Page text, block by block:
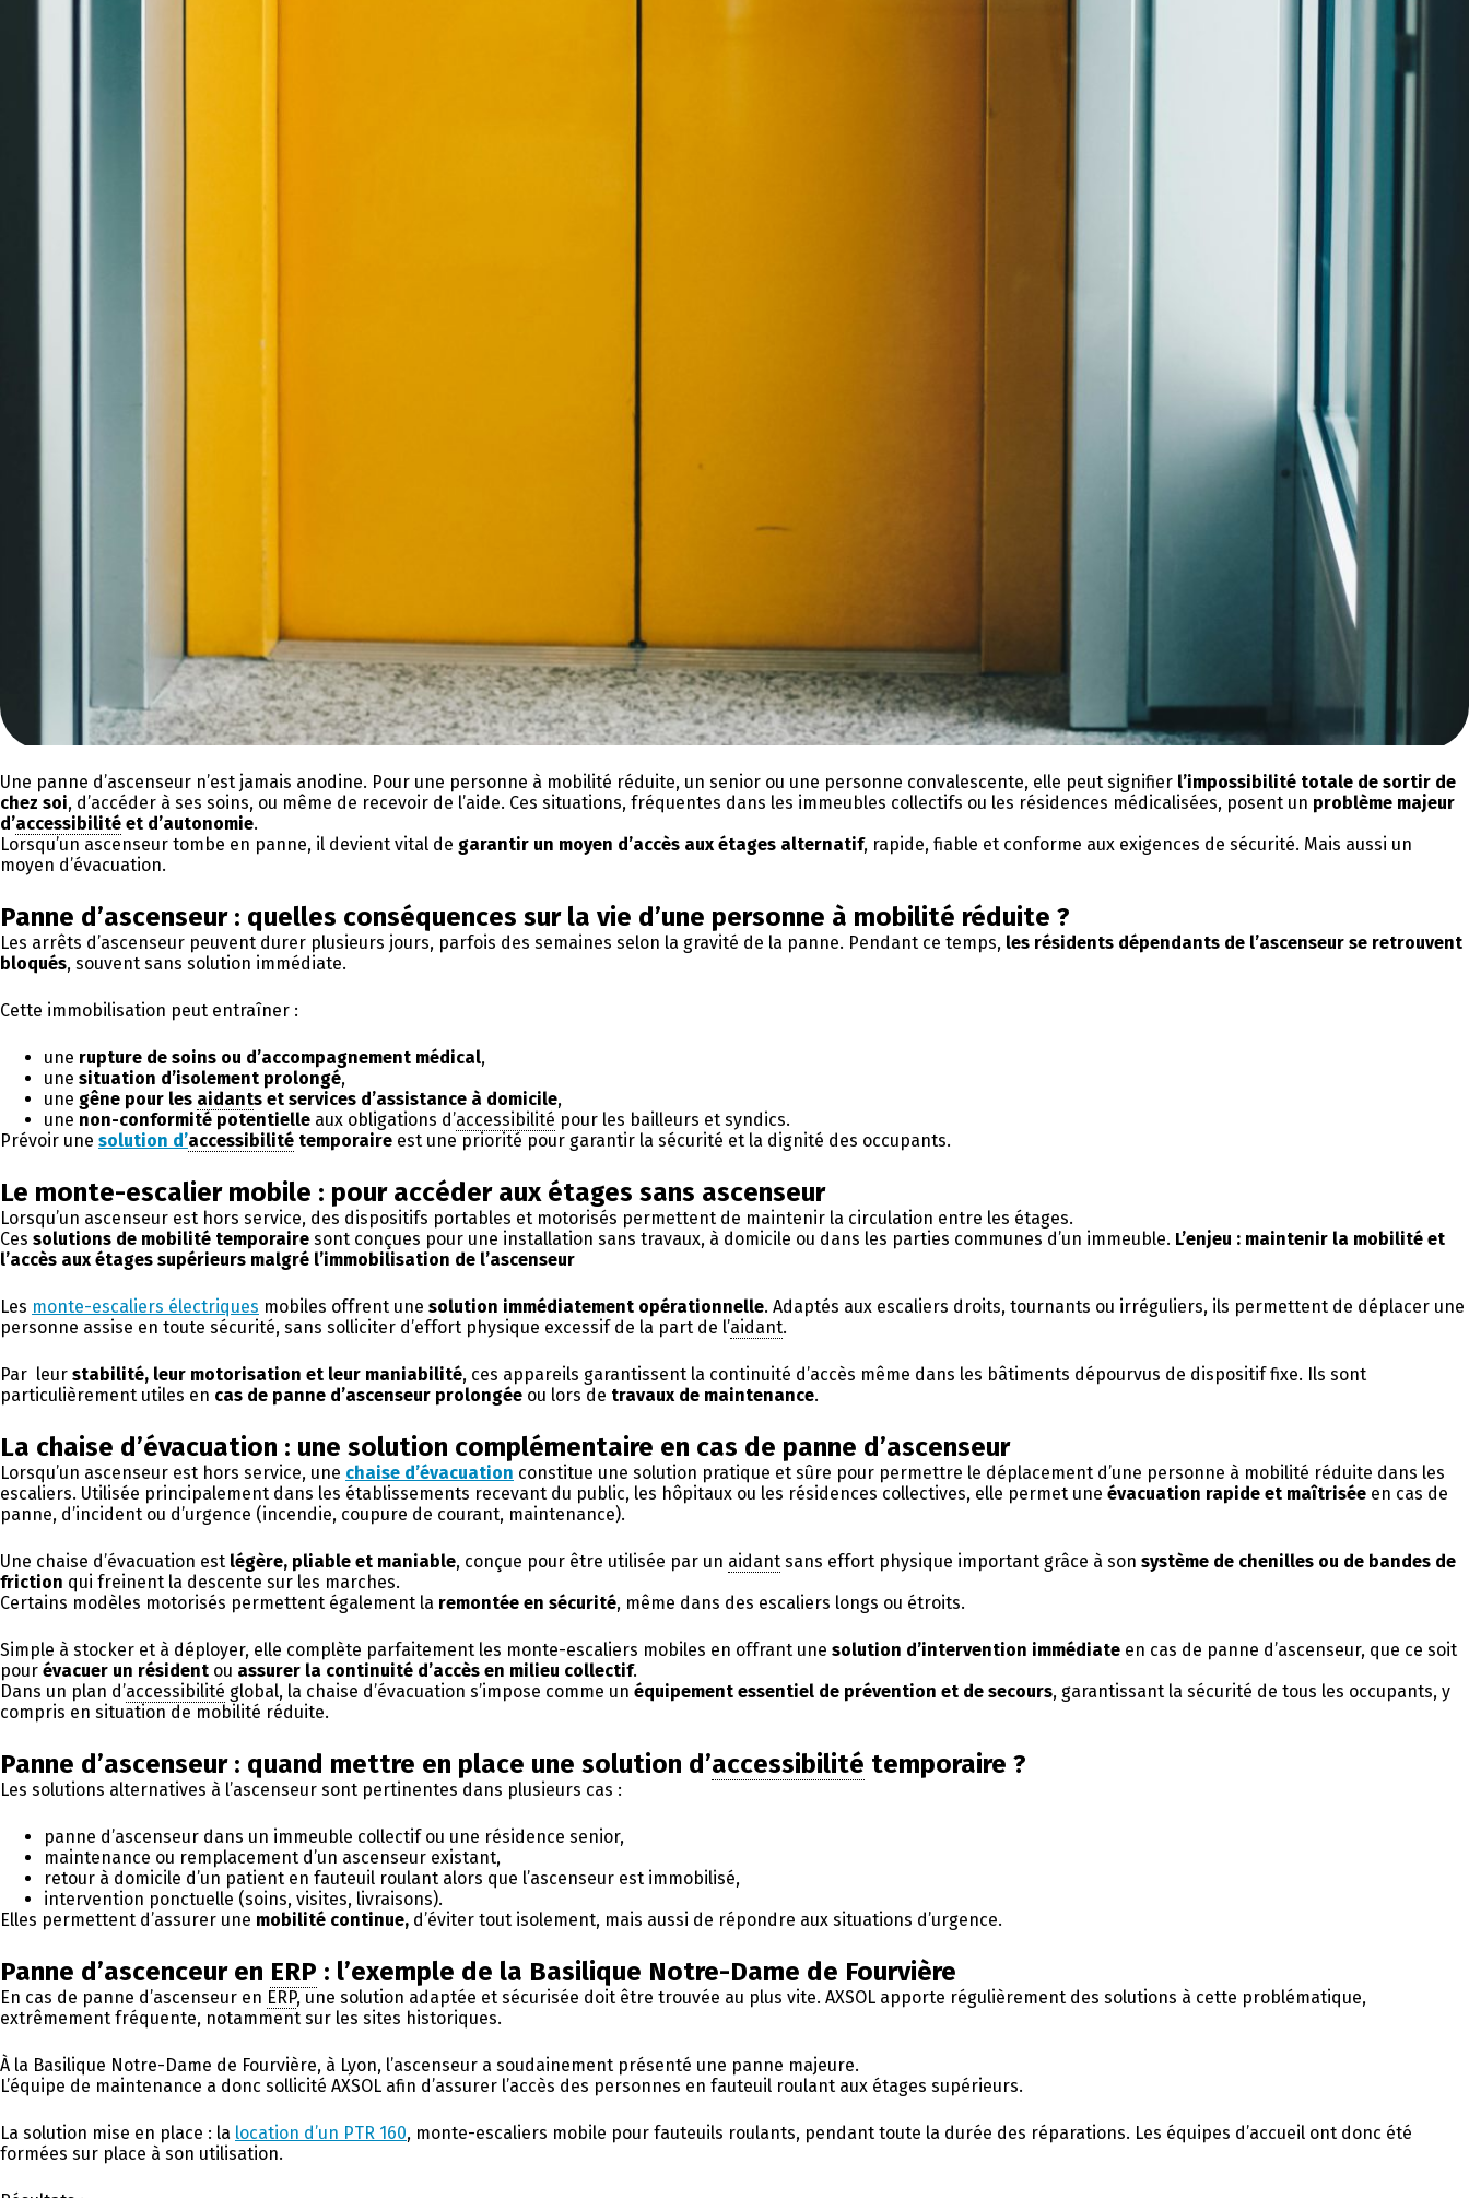
Une panne d’ascenseur n’est jamais anodine. Pour une personne à mobilité réduite, un senior ou une personne convalescente, elle peut signifier l’impossibilité totale de sortir de
chez soi, d’accéder à ses soins, ou même de recevoir de l’aide. Ces situations, fréquentes dans les immeubles collectifs ou les résidences médicalisées, posent un problème majeur
d’accessibilité et d’autonomie.
Lorsqu’un ascenseur tombe en panne, il devient vital de garantir un moyen d’accès aux étages alternatif, rapide, fiable et conforme aux exigences de sécurité. Mais aussi un
moyen d’évacuation.
Panne d’ascenseur : quelles conséquences sur la vie d’une personne à mobilité réduite ?
Les arrêts d’ascenseur peuvent durer plusieurs jours, parfois des semaines selon la gravité de la panne. Pendant ce temps, les résidents dépendants de l’ascenseur se retrouvent
bloqués, souvent sans solution immédiate.
Cette immobilisation peut entraîner :
une rupture de soins ou d’accompagnement médical,
une situation d’isolement prolongé,
une gêne pour les aidants et services d’assistance à domicile,
une non-conformité potentielle aux obligations d’accessibilité pour les bailleurs et syndics.
Prévoir une solution d’accessibilité temporaire est une priorité pour garantir la sécurité et la dignité des occupants.
Le monte-escalier mobile : pour accéder aux étages sans ascenseur
Lorsqu’un ascenseur est hors service, des dispositifs portables et motorisés permettent de maintenir la circulation entre les étages.
Ces solutions de mobilité temporaire sont conçues pour une installation sans travaux, à domicile ou dans les parties communes d’un immeuble. L’enjeu : maintenir la mobilité et
l’accès aux étages supérieurs malgré l’immobilisation de l’ascenseur
Les monte-escaliers électriques mobiles offrent une solution immédiatement opérationnelle. Adaptés aux escaliers droits, tournants ou irréguliers, ils permettent de déplacer une
personne assise en toute sécurité, sans solliciter d’effort physique excessif de la part de l’aidant.
Par leur stabilité, leur motorisation et leur maniabilité, ces appareils garantissent la continuité d’accès même dans les bâtiments dépourvus de dispositif fixe. Ils sont
particulièrement utiles en cas de panne d’ascenseur prolongée ou lors de travaux de maintenance.
La chaise d’évacuation : une solution complémentaire en cas de panne d’ascenseur
Lorsqu’un ascenseur est hors service, une chaise d’évacuation constitue une solution pratique et sûre pour permettre le déplacement d’une personne à mobilité réduite dans les
escaliers. Utilisée principalement dans les établissements recevant du public, les hôpitaux ou les résidences collectives, elle permet une évacuation rapide et maîtrisée en cas de
panne, d’incident ou d’urgence (incendie, coupure de courant, maintenance).
Une chaise d’évacuation est légère, pliable et maniable, conçue pour être utilisée par un aidant sans effort physique important grâce à son système de chenilles ou de bandes de
friction qui freinent la descente sur les marches.
Certains modèles motorisés permettent également la remontée en sécurité, même dans des escaliers longs ou étroits.
Simple à stocker et à déployer, elle complète parfaitement les monte-escaliers mobiles en offrant une solution d’intervention immédiate en cas de panne d’ascenseur, que ce soit
pour évacuer un résident ou assurer la continuité d’accès en milieu collectif.
Dans un plan d’accessibilité global, la chaise d’évacuation s’impose comme un équipement essentiel de prévention et de secours, garantissant la sécurité de tous les occupants, y
compris en situation de mobilité réduite.
Panne d’ascenseur : quand mettre en place une solution d’accessibilité temporaire ?
Les solutions alternatives à l’ascenseur sont pertinentes dans plusieurs cas :
panne d’ascenseur dans un immeuble collectif ou une résidence senior,
maintenance ou remplacement d’un ascenseur existant,
retour à domicile d’un patient en fauteuil roulant alors que l’ascenseur est immobilisé,
intervention ponctuelle (soins, visites, livraisons).
Elles permettent d’assurer une mobilité continue, d’éviter tout isolement, mais aussi de répondre aux situations d’urgence.
Panne d’ascenceur en ERP : l’exemple de la Basilique Notre-Dame de Fourvière
En cas de panne d’ascenseur en ERP, une solution adaptée et sécurisée doit être trouvée au plus vite. AXSOL apporte régulièrement des solutions à cette problématique,
extrêmement fréquente, notamment sur les sites historiques.
À la Basilique Notre-Dame de Fourvière, à Lyon, l’ascenseur a soudainement présenté une panne majeure.
L’équipe de maintenance a donc sollicité AXSOL afin d’assurer l’accès des personnes en fauteuil roulant aux étages supérieurs.
La solution mise en place : la location d’un PTR 160, monte-escaliers mobile pour fauteuils roulants, pendant toute la durée des réparations. Les équipes d’accueil ont donc été
formées sur place à son utilisation.